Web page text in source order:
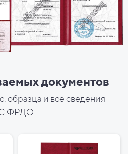
документов
образца и все сведения
ФРДО